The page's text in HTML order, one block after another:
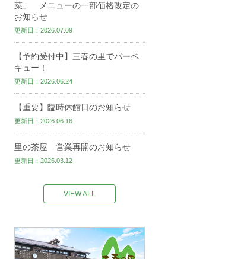
菜」 メニューの一部価格改定の
お知らせ
更新日：2026.07.09
【予約受付中】三春の里でバーベ
キュー！
更新日：2026.06.24
【重要】臨時休館日のお知らせ
更新日：2026.06.16
里の茶屋 営業再開のお知らせ
更新日：2026.03.12
VIEW ALL